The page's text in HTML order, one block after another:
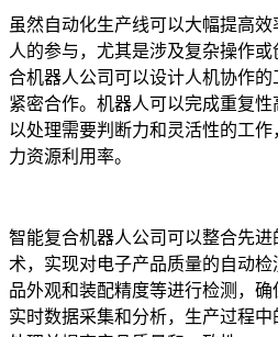
虽然自动化生产线可以大幅提高
人的参与，尤其是涉及复杂操作
合机器人公司可以设计人机协作
紧密合作。机器人可以完成重复
以处理需要判断力和灵活性的工
力资源利用率。
智能复合机器人公司可以整合先
术，实现对电子产品质量的自动
品外观和装配精度等进行检测，
实时数据采集和分析，生产过程